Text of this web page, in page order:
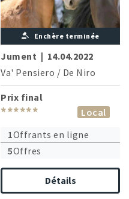
Enchère terminée
Jument | 14.04.2022
Va' Pensiero / De Niro
Prix final
******
Local
1Offrants en ligne
5Offres
Détails